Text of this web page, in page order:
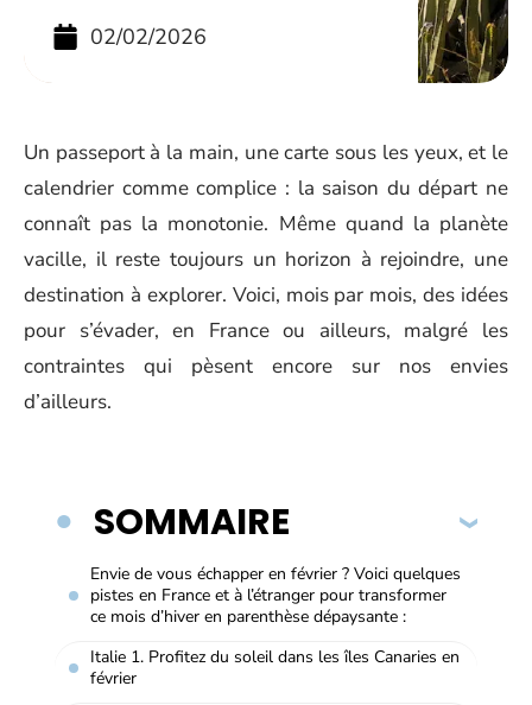
02/02/2026
Un passeport à la main, une carte sous les yeux, et le
calendrier comme complice : la saison du départ ne
connaît pas la monotonie. Même quand la planète
vacille, il reste toujours un horizon à rejoindre, une
destination à explorer. Voici, mois par mois, des idées
pour s’évader, en France ou ailleurs, malgré les
contraintes qui pèsent encore sur nos envies
d’ailleurs.
SOMMAIRE
Envie de vous échapper en février ? Voici quelques
pistes en France et à l’étranger pour transformer
ce mois d’hiver en parenthèse dépaysante :
Italie 1. Profitez du soleil dans les îles Canaries en
février